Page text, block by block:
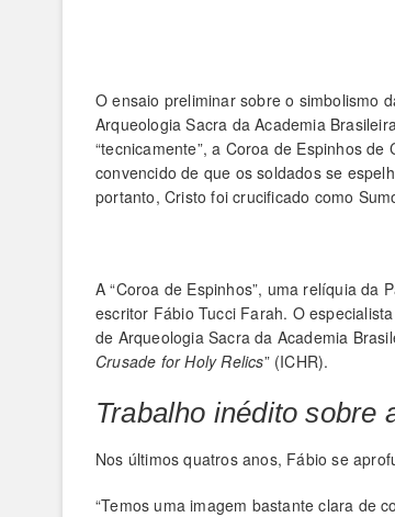
O ensaio preliminar sobre o simbolismo
Arqueologia Sacra da Academia
“tecnicamente”, a Coroa de Espinhos
convencido de que os soldados se
portanto, Cristo foi crucificado como
A “Coroa de Espinhos”, uma relíquia da
escritor Fábio Tucci Farah. O
de Arqueologia Sacra da Academia
Crusade for Holy Relics” (ICHR).
Trabalho inédito sobre
Nos últimos quatros anos, Fábio se
“Temos uma imagem bastante clara de